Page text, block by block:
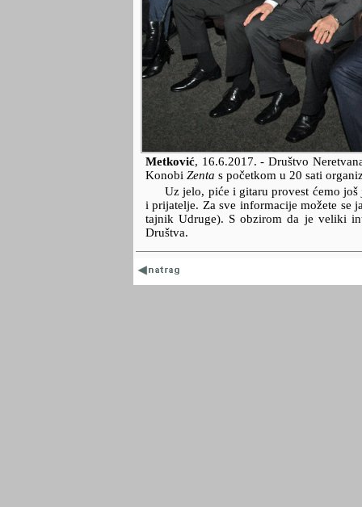
Metković, 16.6.2017.- Društvo
Konobi Zenta s početkom u 20 sati
Uz jelo, piće i gitaru provest ćemo
i prijatelje. Za sve informacije možete
tajnik Udruge). S obzirom da je veliki
Društva.